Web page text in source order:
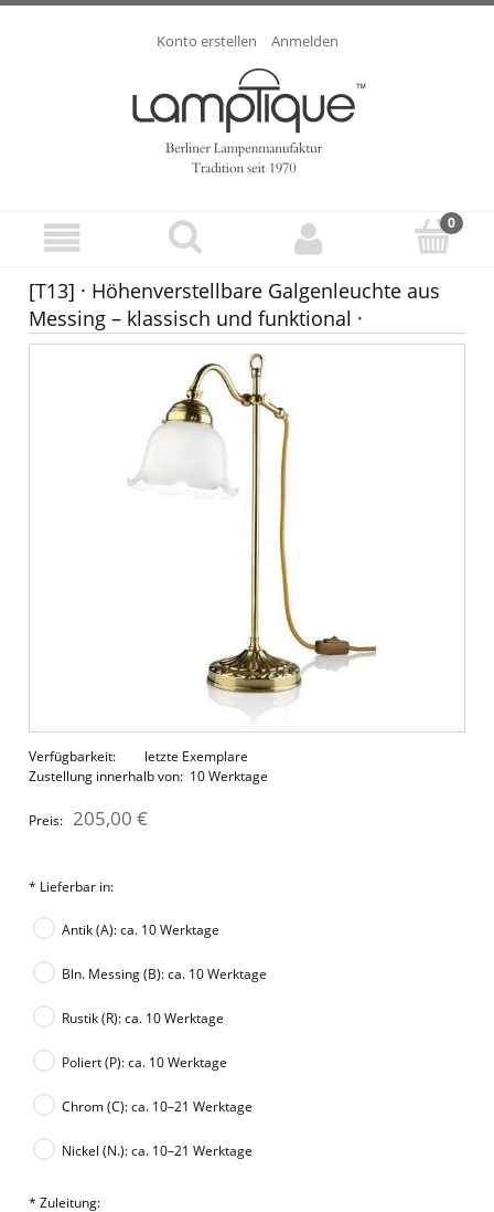
Konto erstellen Anmelden
[T13] · Höhenverstellbare Galgenleuchte aus
Messing – klassisch und funktional ·
Verfügbarkeit:
letzte Exemplare
Zustellung innerhalb von: 10 Werktage
Preis: 205,00 €
* Lieferbar in:
Antik (A): ca. 10 Werktage
Bln. Messing (B): ca. 10 Werktage
Rustik (R): ca. 10 Werktage
Poliert (P): ca. 10 Werktage
Chrom (C): ca. 10–21 Werktage
Nickel (N.): ca. 10–21 Werktage
* Zuleitung: